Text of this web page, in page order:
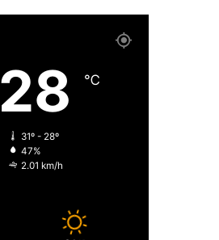
28 ℃
31º - 28º
47%
2.01 km/h